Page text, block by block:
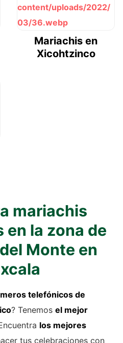
Mariachis en
Xicohtzinco
mariachis
la zona de
Monte en
telefónicos de
? Tenemos el mejor
los mejores
tus celebraciones con